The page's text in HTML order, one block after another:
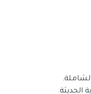
الحديثة.